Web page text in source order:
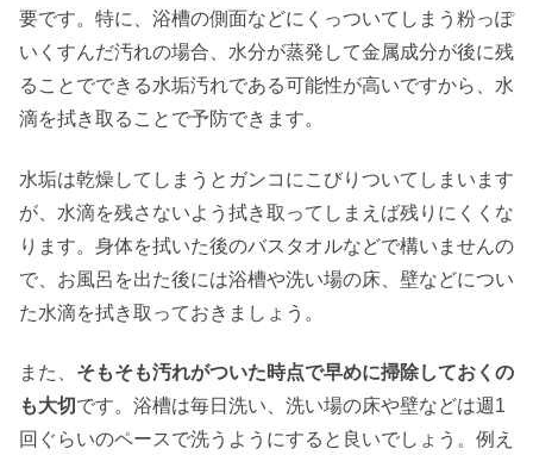
要です。特に、浴槽の側面などにくっついてしまう粉っぽ
いくすんだ汚れの場合、水分が蒸発して金属成分が後に残
ることでできる水垢汚れである可能性が高いですから、水
滴を拭き取ることで予防できます。
水垢は乾燥してしまうとガンコにこびりついてしまいます
が、水滴を残さないよう拭き取ってしまえば残りにくくな
ります。身体を拭いた後のバスタオルなどで構いませんの
で、お風呂を出た後には浴槽や洗い場の床、壁などについ
た水滴を拭き取っておきましょう。
また、 そもそも汚れがついた時点で早めに掃除しておくの
も大切 です。浴槽は毎日洗い、洗い場の床や壁などは週1
回ぐらいのペースで洗うようにすると良いでしょう。例え